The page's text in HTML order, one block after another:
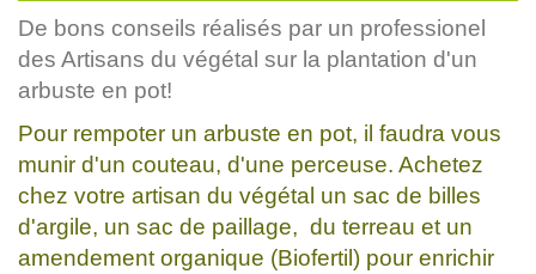
De bons conseils réalisés par un professionel
des Artisans du végétal sur la plantation d'un
arbuste en pot!
Pour rempoter un arbuste en pot, il faudra vous
munir d'un couteau, d'une perceuse. Achetez
chez votre artisan du végétal un sac de billes
d'argile, un sac de paillage, du terreau et un
amendement organique (Biofertil) pour enrichir